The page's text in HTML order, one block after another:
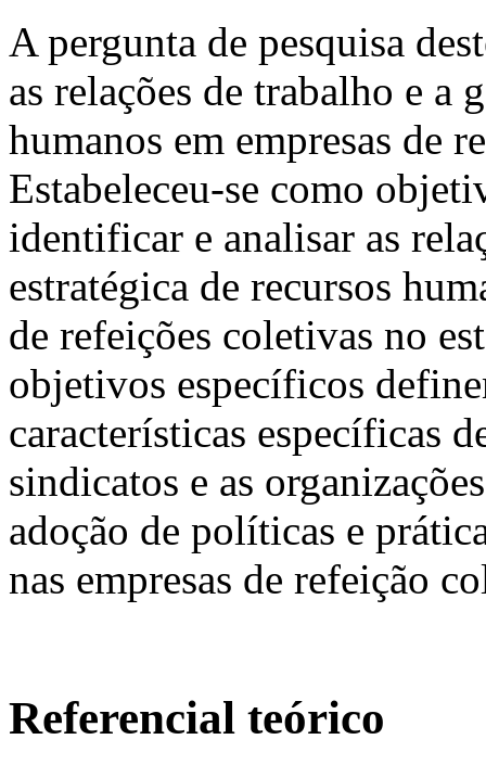
A pergunta de pesquisa
as relações de trabalho e a
humanos em empresas de
Estabeleceu-se como
identificar e analisar as
estratégica de recursos
de refeições coletivas no
objetivos específicos
características específicas
sindicatos e as
adoção de políticas e
nas empresas de refeição
Referencial teórico